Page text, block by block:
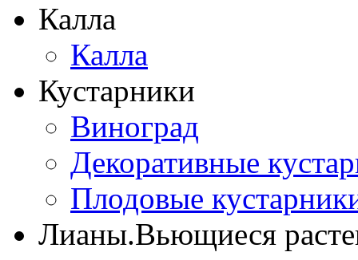
Калла
Калла
Кустарники
Виноград
Декоративные
Плодовые
Лианы.Вьющиеся